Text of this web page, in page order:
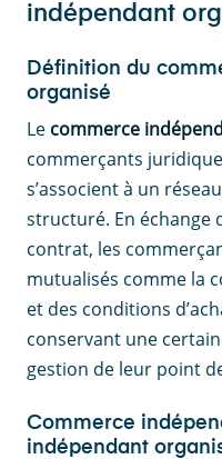
indépendant
Définition du
organisé
Le commerce
commerçants
s’associent à un
structuré. En échange
contrat, les
mutualisés comme la
et des conditions
conservant une
gestion de leur point
Commerce
indépendant